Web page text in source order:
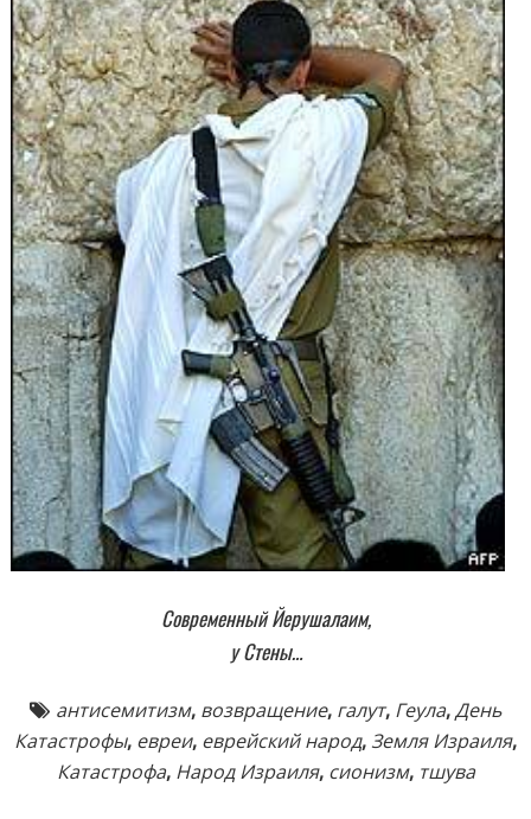
Современный Йерушалаим,
у Стены…
антисемитизм, возвращение, галут, Геула,День
Катастрофы, евреи, еврейский народ, Земля Израиля,
Катастрофа, Народ Израиля, сионизм, тшува